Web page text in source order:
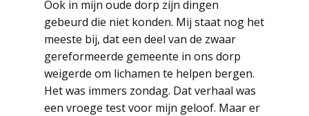
Ook in mijn oude dorp zijn dingen
gebeurd die niet konden. Mij staat nog het
meeste bij, dat een deel van de zwaar
gereformeerde gemeente in ons dorp
weigerde om lichamen te helpen bergen.
Het was immers zondag. Dat verhaal was
een vroege test voor mijn geloof. Maar er